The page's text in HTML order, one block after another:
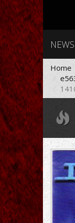
NEWS
Home